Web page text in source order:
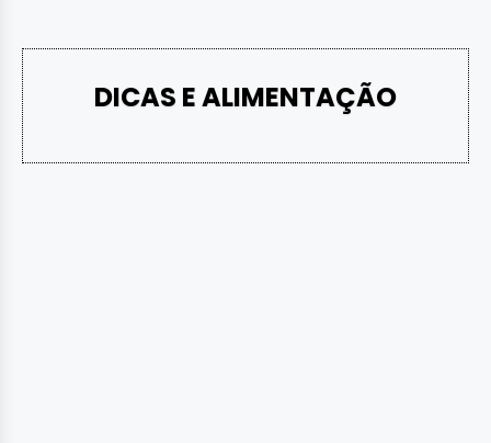
DICAS E ALIMENTAÇÃO